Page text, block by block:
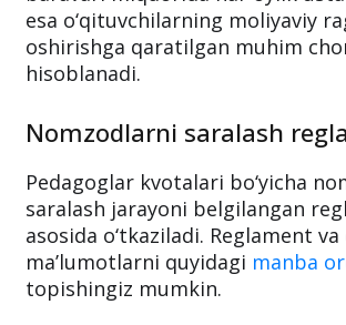
to‘plagan malakali pedagog
haq to‘lashning eng kam
baravari miqdorida har oylik
oshirishga qaratilgan muhim
hisoblanadi.
Nomzodlarni saralash
Pedagoglar kvotalari bo‘yicha
saralash jarayoni belgilangan